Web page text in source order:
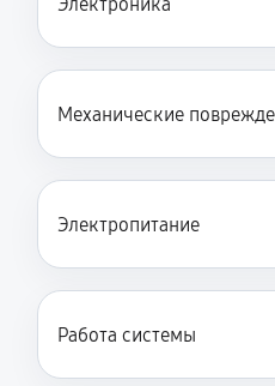
Механические
Электропитание
Работа системы